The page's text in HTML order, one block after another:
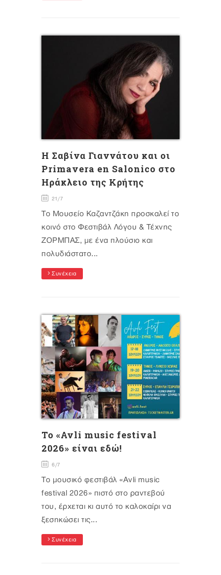
Η Σαβίνα Γιαννάτου και οι
Primavera en Salonico στο
Ηράκλειο της Κρήτης
21/7
Το Μουσείο Καζαντζάκη προσκαλεί το
κοινό στο Φεστιβάλ Λόγου & Τέχνης
ΖΟΡΜΠΑΣ, με ένα πλούσιο και
πολυδιάστατο...
Συνέχεια
To «Avli music festival
2026» είναι εδώ!
6/7
Το μουσικό φεστιβάλ «Avli music
festival 2026» πιστό στο ραντεβού
του, έρχεται κι αυτό το καλοκαίρι να
ξεσηκώσει τις...
Συνέχεια